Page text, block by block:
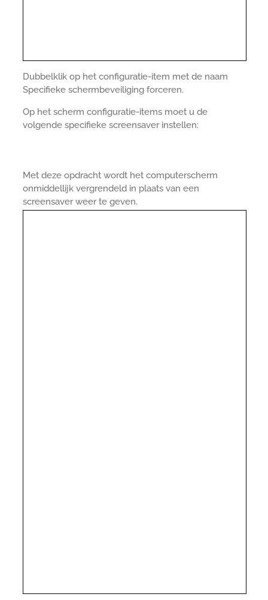
Dubbelklik op het configuratie-item met de naam
Specifieke schermbeveiliging forceren.
Op het scherm configuratie-items moet u de
volgende specifieke screensaver instellen:
Met deze opdracht wordt het computerscherm
onmiddellijk vergrendeld in plaats van een
screensaver weer te geven.